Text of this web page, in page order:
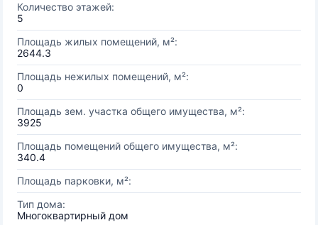
Количество этажей:
5
Площадь жилых помещений, м²:
2644.3
Площадь нежилых помещений, м²:
0
Площадь зем. участка общего имущества, м²:
3925
Площадь помещений общего имущества, м²:
340.4
Площадь парковки, м²:
Тип дома:
Многоквартирный дом